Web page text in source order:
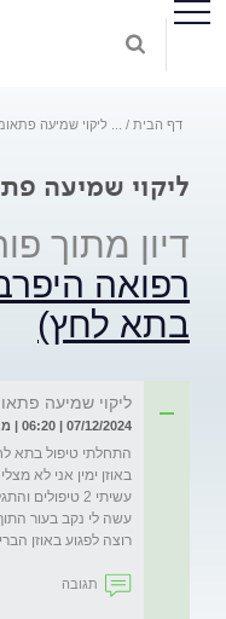
דף הבית ליקוי שמיעה
ליקוי שמיעה
דיון מתוך
רפואה
בתא לחץ)
ליקוי שמיעה
07/12/2024 | 06:20 | מאת: עומר
התחלתי טיפול בתא
עשיתי 2
עשה לי נקב בעור
רוצה לפגוע באוזן
תגובה